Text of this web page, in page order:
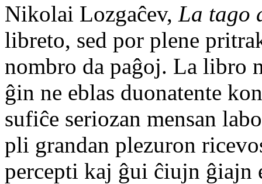
Nikolai Lozgaĉev, La tago
libreto, sed por plene
nombro da paĝoj. La libro
ĝin ne eblas duonatente
sufiĉe seriozan mensan
pli grandan plezuron
percepti kaj ĝui ĉiujn ĝiajn